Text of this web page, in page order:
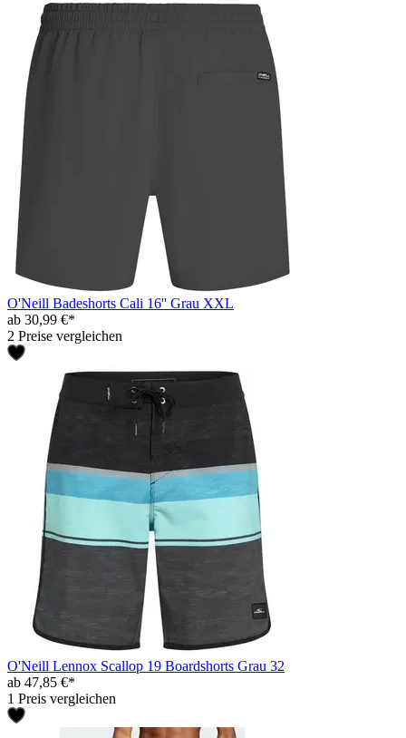
O'Neill Badeshorts Cali 16'' Grau XXL
ab 30,99 €*
2 Preise vergleichen
O'Neill Lennox Scallop 19 Boardshorts Grau 32
ab 47,85 €*
1 Preis vergleichen